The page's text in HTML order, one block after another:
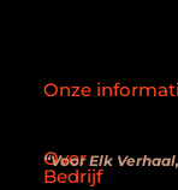
Over
Bedrijf
“Voor Elk
Onze